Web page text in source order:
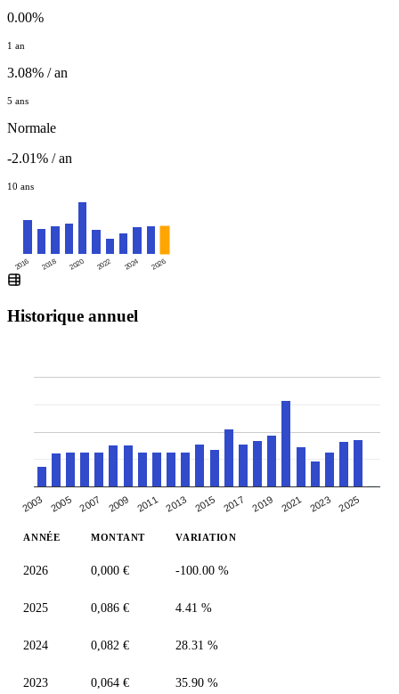
0.00%
1 an
3.08% / an
5 ans
Normale
-2.01% / an
10 ans
2016 2018 2020 2022 2024 2026
Historique annuel
2003 2005 2007 2009 2011 2013 2015 2017 2019 2021 2023 2025
ANNÉE MONTANT VARIATION
2026 0,000 € -100.00 %
2025 0,086 € 4.41 %
2024 0,082 € 28.31 %
2023 0,064 € 35.90 %